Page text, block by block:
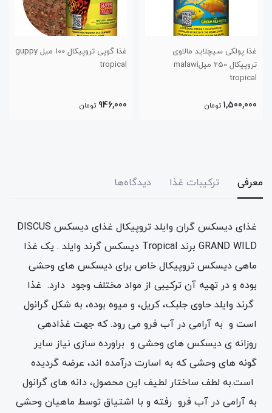
غذا گوپی تروپیکال 100 میل guppy
tropical
946,000
غذا مینی استیک سوپر
1,350,000
معرفی ترکیبات غذا دیدگاه‌ها
غذای دیسکس گران وایلد تروپیکال غذای دیسکس DISCUS
GRAND WILD برند Tropical دیسکس گرند وایلد . یک غذا
ماهی دیسکس تروپیکال خاص برای دیسکس های وحشی
بوده و در تهیه آن ترکیبی از مواد مختلف وجود دارد. غذا
گرند وایلد حاوی جلبک، کریل، و میوه بوده، به شکل گرانول
است و به آرامی در آب فرو می رود. که جهت غذادهی
روزانه ی دیسکس های وحشی و براورده سازی نیاز سایر
گونه های وحشی که به اسارت درآمده اند، عرضه گردیده
است.به لطف ساختار لطیف این محصول، دانه های گرانول
به آرامی در آب فرو رفته و با اشتیاق توسط ماهیان وحشی